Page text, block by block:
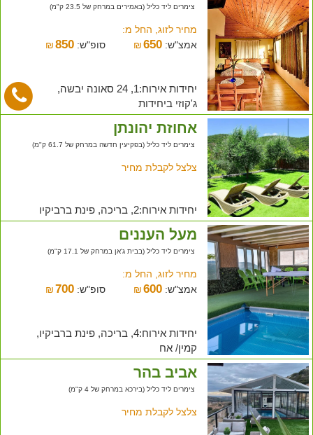
צימרים ליד כליל (באמירים במרחק של 23.5 ק"מ)
מחיר לזוג, החל מ:
אמצ"ש:
₪650 סופ"ש: ₪ 850
יחידות אירוח:1, 24 סאונה יבשה,
ג'קוזי ביחידות
אחוזת יהונתן
צימרים ליד כליל (בפקיעין חדשה במרחק של 61.7 ק"מ)
צלצל לקבלת מחיר
יחידות אירוח:2, בריכה, פינת ברביקיו
מעל העננים
צימרים ליד כליל (בבית ג'אן במרחק של 17.1 ק"מ)
מחיר לזוג, החל מ:
אמצ"ש:
₪600 סופ"ש: ₪ 700
יחידות אירוח:4, בריכה, פינת ברביקיו,
קמין/ אח
אביב בהר
צימרים ליד כליל (בירכא במרחק של 4 ק"מ)
צלצל לקבלת מחיר